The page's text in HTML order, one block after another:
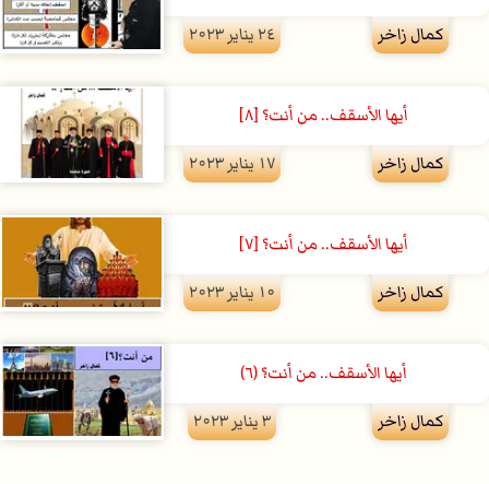
كمال زاخر
۲٤ يناير ۲۰۲۳
أيها الأسقف.. من أنت؟ [٨]
كمال زاخر
۱۷ يناير ۲۰۲۳
أيها الأسقف.. من أنت؟ [٧]
كمال زاخر
۱۰ يناير ۲۰۲۳
أيها الأسقف.. من أنت؟ (٦)
كمال زاخر
۳ يناير ۲۰۲۳